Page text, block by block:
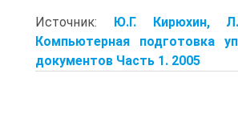
Источник: Ю.Г. Кирюхин,
Компьютерная подготовка
документов Часть 1. 2005